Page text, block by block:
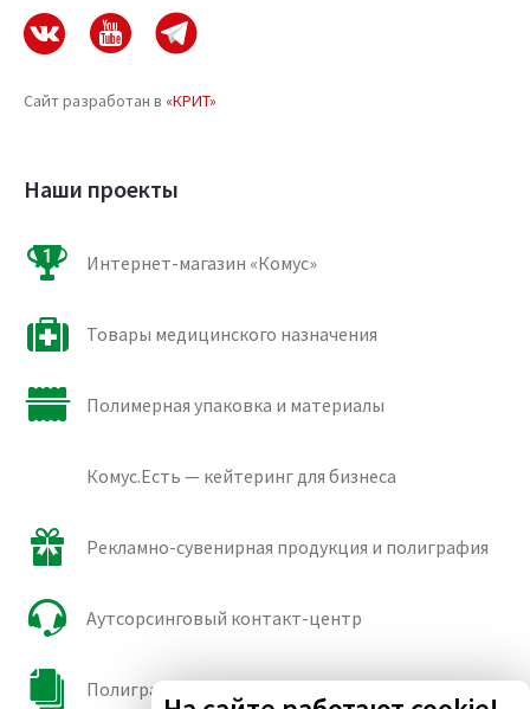
Сайт разработан в «КРИТ»
Наши проекты
Интернет-магазин «Комус»
Товары медицинского назначения
Полимерная упаковка и материалы
Комус.Есть — кейтеринг для бизнеса
Рекламно-сувенирная продукция и полиграфия
Аутсорсинговый контакт-центр
Полиграфические сорта бумаги и картона